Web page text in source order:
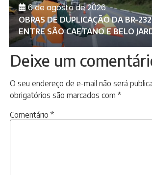
6 de agosto de 2026
OBRAS DE DUPLICAÇÃO DA BR-
ENTRE SÃO CAETANO E BELO
Deixe um
O seu endereço de e-mail não será
obrigatórios são marcados com *
Comentário *